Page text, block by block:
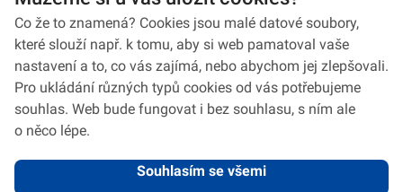
Co že to znamená? Cookies jsou malé datové soubory,
které slouží např. k tomu, aby si web pamatoval vaše
nastavení a to, co vás zajímá, nebo abychom jej zlepšovali.
Pro ukládání různých typů cookies od vás potřebujeme
souhlas. Web bude fungovat i bez souhlasu, s ním ale
o něco lépe.
Souhlasím se všemi